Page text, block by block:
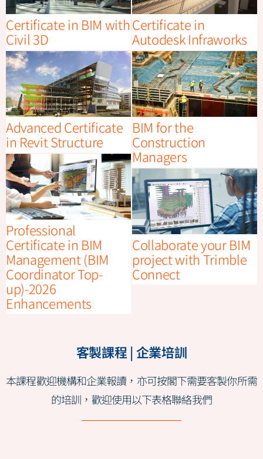
Certificate in BIM with
Civil 3D
Certificate in
Autodesk Infraworks
Advanced Certificate
in Revit Structure
BIM for the
Construction
Managers
Professional
Certificate in BIM
Management (BIM
Coordinator Top-
up)-2026
Enhancements
Collaborate your BIM
project with Trimble
Connect
客製課程 | 企業培訓
本課程歡迎機構和企業報讀，亦可按閣下需要客製你所需
的培訓，歡迎使用以下表格聯絡我們